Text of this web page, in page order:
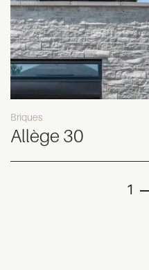
Briques
Allège 30
1